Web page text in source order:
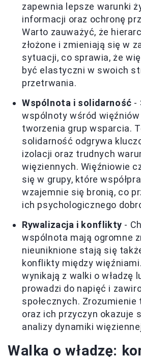
zapewnia lepsze warunki
informacji oraz ochronę
Warto zauważyć, że
złożone i zmieniają się w
sytuacji, co sprawia, że
być elastyczni w swoich
przetrwania.
Wspólnota i solidarność -
wspólnoty wśród
tworzenia grup wsparcia.
solidarność odgrywa
izolacji oraz trudnych
więziennych. Więźniowie
się w grupy, które
wzajemnie się bronią, co
ich psychologicznego
Rywalizacja i konflikty -
wspólnota mają ogromne
nieuniknione stają się
konflikty między
wynikają z walki o władzę
prowadzi do napięć i
społecznych.
oraz ich przyczyn okazuje
analizy dynamiki
Walka o władzę: